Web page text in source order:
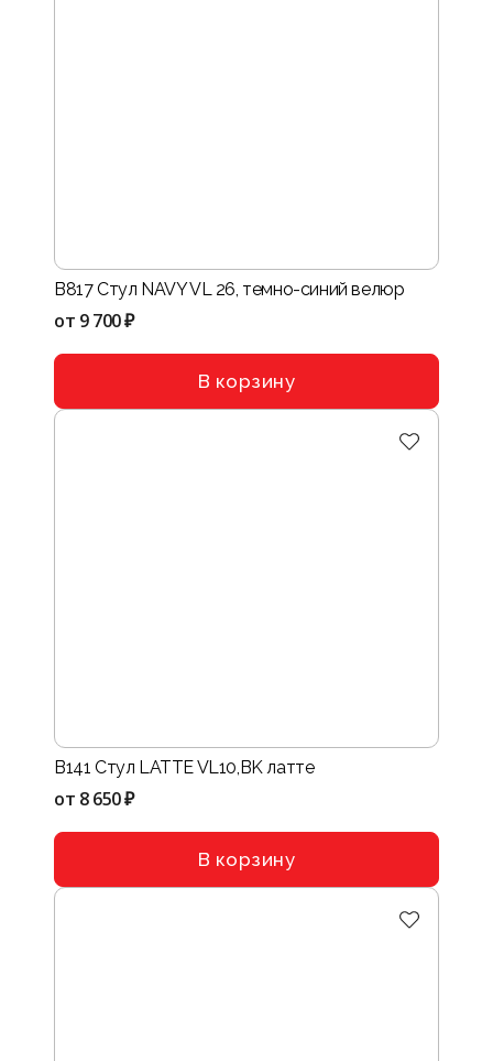
B817 Стул NAVY VL 26, темно-синий велюр
от 9 700 ₽
В корзину
B141 Стул LATTE VL10,BK латте
от 8 650 ₽
В корзину